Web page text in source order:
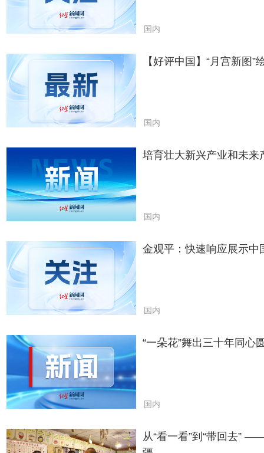
国内
【好评中国】“月宫新图
国内
培育壮大新兴产业和未来
国内
金观平：快速响应展示中
国内
“一朵花”舞出三十年同心
国内
从“看一看”到“带回去”